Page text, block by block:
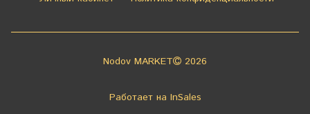
Nodov MARKET 2026
Работает на InSales